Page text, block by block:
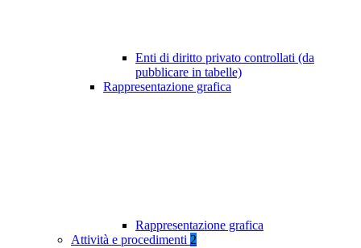
Enti di diritto privato controllati (da
pubblicare in tabelle)
Rappresentazione grafica
Rappresentazione grafica
Attività e procedimenti 2